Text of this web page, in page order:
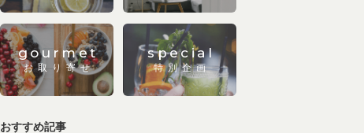
gourmet
お取り寄せ
special
特別企画
おすすめ記事